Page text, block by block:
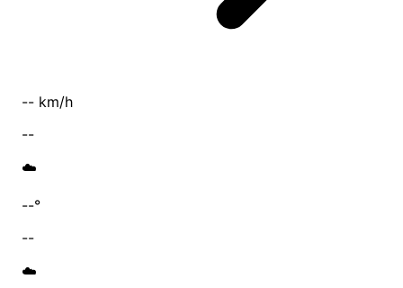
-- km/h
--
☁️
--°
--
☁️